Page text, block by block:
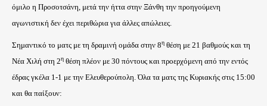
όμιλο η Προσοτσάνη, μετά την ήττα στην Ξάνθη την προηγούμενη
αγωνιστική δεν έχει περιθώρια για άλλες απώλειες.
Σημαντικό το ματς με τη δραμινή ομάδα στην 8η θέση με 21 βαθμούς και τη
Νέα Χιλή στη 2η θέση πλέον με 30 πόντους και προερχόμενη από την εντός
έδρας γκέλα 1-1 με την Ελευθερούπολη. Όλα τα ματς της Κυριακής στις 15:00
και θα παίξουν: